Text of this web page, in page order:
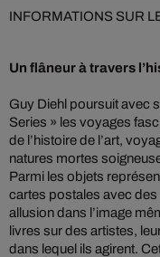
INFORMATIONS SUR
Un flâneur à travers
Guy Diehl poursuit avec
Series » les voyages
de l’histoire de l’art,
natures mortes
Parmi les objets
cartes postales avec des
allusion dans l’image
livres sur des artistes,
dans lequel ils agirent.